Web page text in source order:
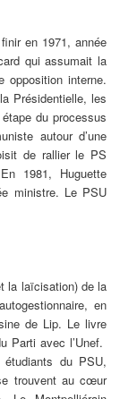
en 1971, année
qui assumait la
opposition interne.
Présidentielle, les
du processus
autour d’une
de rallier le PS
1981, Huguette
ministre. Le PSU
la laïcisation) de la
en
de Lip. Le livre
Parti avec l’Unef.
du PSU,
trouvent au cœur